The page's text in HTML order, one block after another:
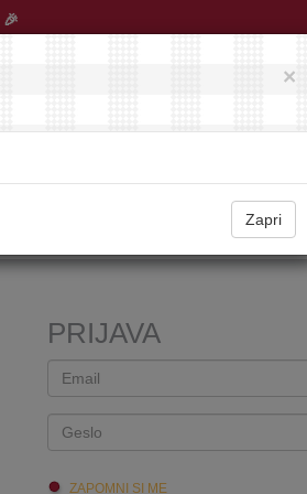
🎉
PRIJAVA
ZAPOMNI SI ME
×
Zapri